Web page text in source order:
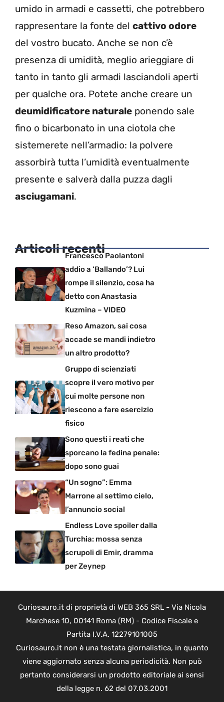
umido in armadi e cassetti, che potrebbero
rappresentare la fonte del cattivo odore
del vostro bucato. Anche se non c’è
presenza di umidità, meglio arieggiare di
tanto in tanto gli armadi lasciandoli aperti
per qualche ora. Potete anche creare un
deumidificatore naturale ponendo sale
fino o bicarbonato in una ciotola che
sistemerete nell’armadio: la polvere
assorbirà tutta l’umidità eventualmente
presente e salverà dalla puzza dagli
asciugamani.
Articoli recentiFrancesco Paolantoni
addio a ‘Ballando’? Lui
rompe il silenzio, cosa ha
detto con Anastasia
Kuzmina – VIDEO
Reso Amazon, sai cosa
accade se mandi indietro
un altro prodotto?
Gruppo di scienziati
scopre il vero motivo per
cui molte persone non
riescono a fare esercizio
fisico
Sono questi i reati che
sporcano la fedina penale:
dopo sono guai
“Un sogno”: Emma
Marrone al settimo cielo,
l’annuncio social
Endless Love spoiler dalla
Turchia: mossa senza
scrupoli di Emir, dramma
per Zeynep
Curiosauro.it di proprietà di WEB 365 SRL - Via Nicola
Marchese 10, 00141 Roma (RM) - Codice Fiscale e
Partita I.V.A. 12279101005
Curiosauro.it non è una testata giornalistica, in quanto
viene aggiornato senza alcuna periodicità. Non può
pertanto considerarsi un prodotto editoriale ai sensi
della legge n. 62 del 07.03.2001